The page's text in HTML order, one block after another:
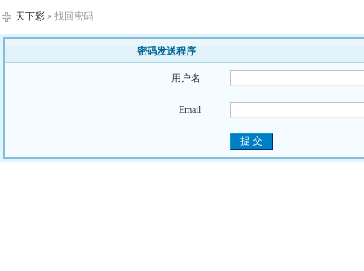
天下彩 » 找回密码
密码发送程序
用户名
Email